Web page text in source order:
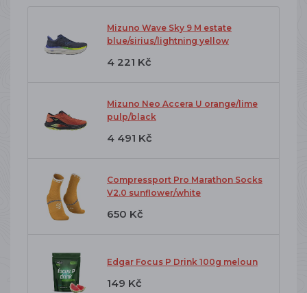
Mizuno Wave Sky 9 M estate
blue/sirius/lightning yellow
4 221 Kč
Mizuno Neo Accera U orange/lime
pulp/black
4 491 Kč
Compressport Pro Marathon Socks
V2.0 sunflower/white
650 Kč
Edgar Focus P Drink 100g meloun
149 Kč